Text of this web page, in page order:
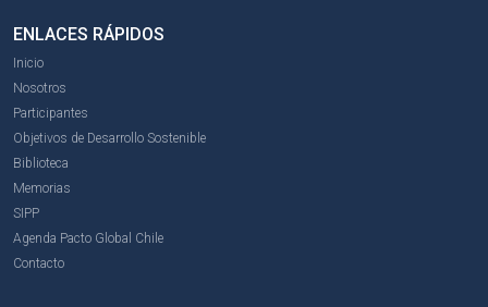
ENLACES RÁPIDOS
Inicio
Nosotros
Participantes
Objetivos de Desarrollo Sostenible
Biblioteca
Memorias
SIPP
Agenda Pacto Global Chile
Contacto